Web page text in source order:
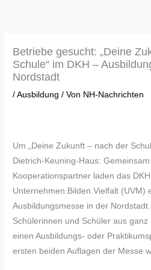
Betriebe gesucht: „Deine
Schule“ im DKH –
Nordstadt
/Ausbildung / Von NH-Nachrichten
Um „Deine Zukunft – nach der
Dietrich-Keuning-Haus:
Kooperationspartner laden das
Unternehmen.Bilden.Vielfalt (UVM)
Ausbildungsmesse in der
Schülerinnen und Schüler aus
einen Ausbildungs- oder
ersten beiden Auflagen der Messe